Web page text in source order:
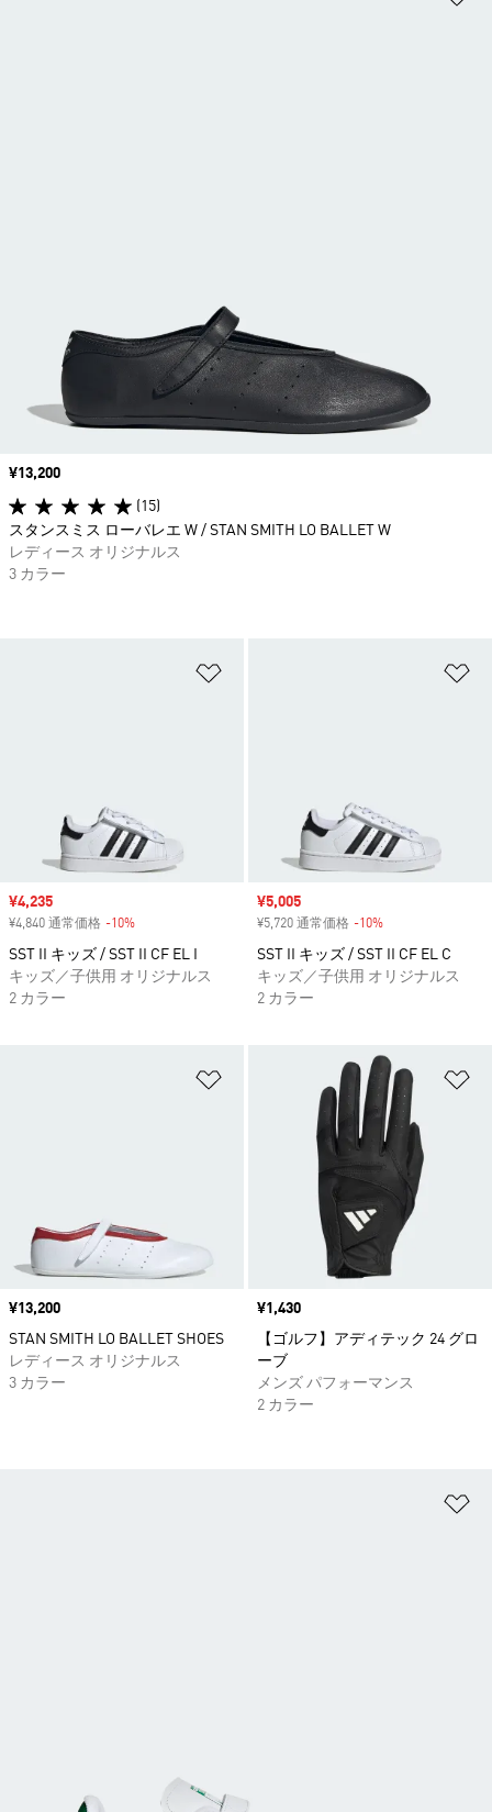
セール価格
¥4,235
¥4,840 通常価格 -10%
SST II キッズ / SST II CF EL I
キッズ／子供用 オリジナルス
2 カラー
セール価格
¥5,005
¥5,720 通常価格 -10%
SST II キッズ / SST II CF EL C
キッズ／子供用 オリジナルス
2 カラー
ほしいものリストに追加
価格
¥13,200
STAN SMITH LO BALLET SHOES
レディース オリジナルス
3 カラー
価格
¥1,430
【ゴルフ】アディテック 24 グロ
ーブ
メンズ パフォーマンス
2 カラー
価格
¥13,200
(15)
スタンスミス ローバレエ W / STAN SMITH LO BALLET W
レディース オリジナルス
3 カラー